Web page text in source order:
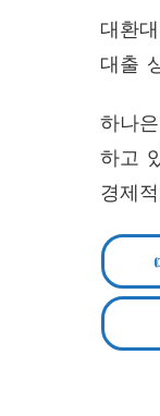
대환
대출
하나
하고
경제